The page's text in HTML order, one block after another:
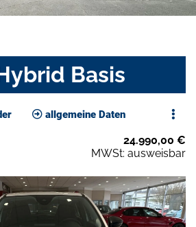
Basis
allgemeine Daten
24.990,00 €
MWSt: ausweisbar